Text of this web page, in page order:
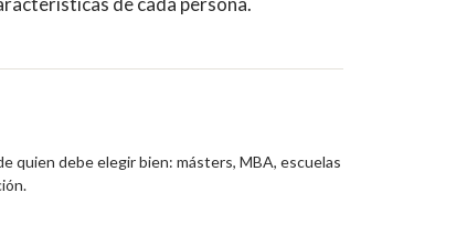
quien debe elegir bien: másters, MBA, escuelas